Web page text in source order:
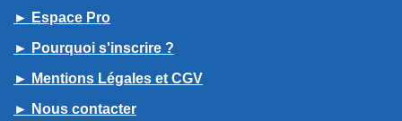
► Espace Pro
► Pourquoi s'inscrire ?
► Mentions Légales et CGV
► Nous contacter